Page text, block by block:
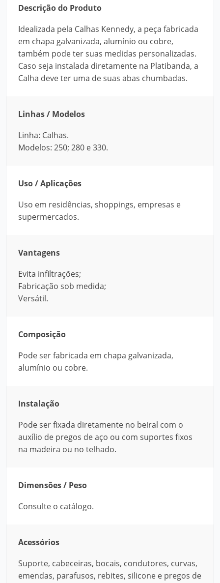
Descrição do Produto
Idealizada pela Calhas Kennedy, a peça fabricada
em chapa galvanizada, alumínio ou cobre,
também pode ter suas medidas personalizadas.
Caso seja instalada diretamente na Platibanda, a
Calha deve ter uma de suas abas chumbadas.
Linhas / Modelos
Linha: Calhas.
Modelos: 250; 280 e 330.
Uso / Aplicações
Uso em residências, shoppings, empresas e
supermercados.
Vantagens
Evita infiltrações;
Fabricação sob medida;
Versátil.
Composição
Pode ser fabricada em chapa galvanizada,
alumínio ou cobre.
Instalação
Pode ser fixada diretamente no beiral com o
auxílio de pregos de aço ou com suportes fixos
na madeira ou no telhado.
Dimensões / Peso
Consulte o catálogo.
Acessórios
Suporte, cabeceiras, bocais, condutores, curvas,
emendas, parafusos, rebites, silicone e pregos de